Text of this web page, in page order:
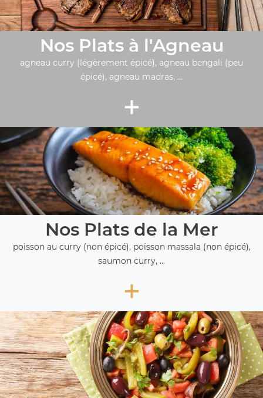
Nos Plats à l'Agneau
agneau curry (légèrement épicé), agneau bengali (peu
épicé), agneau madras, ...
+
Nos Plats de la Mer
poisson au curry (non épicé), poisson massala (non épicé),
saumon curry, ...
+